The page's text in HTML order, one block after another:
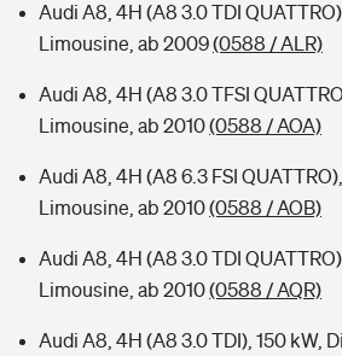
Audi A8, 4H (A8 3.0 TDI
Limousine, ab 2009(0588 / ALR)
Audi A8, 4H (A8 3.0 TFSI
Limousine, ab 2010(0588 / AOA)
Audi A8, 4H (A8 6.3 FSI
Limousine, ab 2010(0588 / AOB)
Audi A8, 4H (A8 3.0 TDI
Limousine, ab 2010(0588 / AQR)
Audi A8, 4H (A8 3.0 TDI), 150 kW,